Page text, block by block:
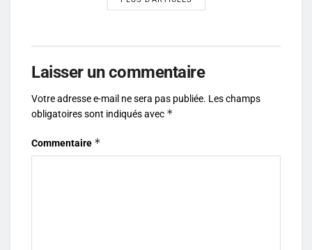
Laisser un commentaire
Votre adresse e-mail ne sera pas publiée. Les champs
obligatoires sont indiqués avec *
Commentaire *